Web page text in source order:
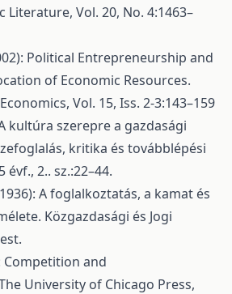
Literature, Vol. 20, No. 4:1463–
Political Entrepreneurship and
of Economic Resources.
Vol. 15, Iss. 2-3:143–159
kultúra szerepre a gazdasági
kritika és továbblépési
2.. sz.:22–44.
A foglalkoztatás, a kamat és
Közgazdasági és Jogi
Competition and
University of Chicago Press,